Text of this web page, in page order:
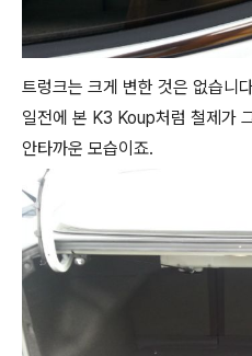
트렁크는 크게 변한 것은 없습니
일전에 본 K3 Koup처럼 철제가
안타까운 모습이죠.